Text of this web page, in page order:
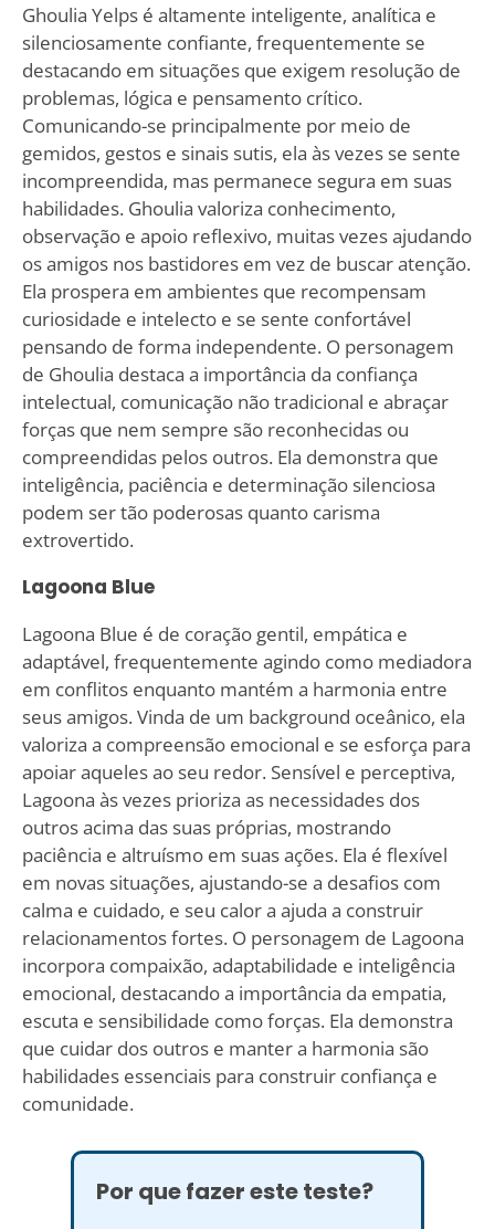
Ghoulia Yelps é altamente inteligente, analítica e
silenciosamente confiante, frequentemente se
destacando em situações que exigem resolução de
problemas, lógica e pensamento crítico.
Comunicando-se principalmente por meio de
gemidos, gestos e sinais sutis, ela às vezes se sente
incompreendida, mas permanece segura em suas
habilidades. Ghoulia valoriza conhecimento,
observação e apoio reflexivo, muitas vezes ajudando
os amigos nos bastidores em vez de buscar atenção.
Ela prospera em ambientes que recompensam
curiosidade e intelecto e se sente confortável
pensando de forma independente. O personagem
de Ghoulia destaca a importância da confiança
intelectual, comunicação não tradicional e abraçar
forças que nem sempre são reconhecidas ou
compreendidas pelos outros. Ela demonstra que
inteligência, paciência e determinação silenciosa
podem ser tão poderosas quanto carisma
extrovertido.
Lagoona Blue
Lagoona Blue é de coração gentil, empática e
adaptável, frequentemente agindo como mediadora
em conflitos enquanto mantém a harmonia entre
seus amigos. Vinda de um background oceânico, ela
valoriza a compreensão emocional e se esforça para
apoiar aqueles ao seu redor. Sensível e perceptiva,
Lagoona às vezes prioriza as necessidades dos
outros acima das suas próprias, mostrando
paciência e altruísmo em suas ações. Ela é flexível
em novas situações, ajustando-se a desafios com
calma e cuidado, e seu calor a ajuda a construir
relacionamentos fortes. O personagem de Lagoona
incorpora compaixão, adaptabilidade e inteligência
emocional, destacando a importância da empatia,
escuta e sensibilidade como forças. Ela demonstra
que cuidar dos outros e manter a harmonia são
habilidades essenciais para construir confiança e
comunidade.
Por que fazer este teste?